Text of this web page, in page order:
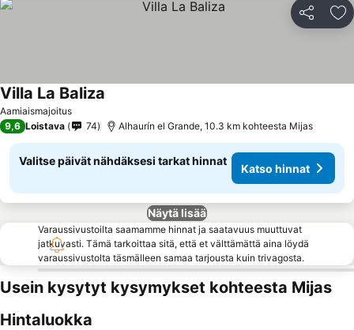
Jaa
Aamiaismajoitus
Villa La Baliza
9,6 Loistava 74 Alhaurín el Grande, 10.3 km kohteesta Mijas
Valitse päivät nähdäksesi tarkat hinnat
Katso hinnat
Näytä lisää
Varaussivustoilta saamamme hinnat ja saatavuus muuttuvat
jatkuvasti. Tämä tarkoittaa sitä, että et välttämättä aina löydä
varaussivustolta täsmälleen samaa tarjousta kuin trivagosta.
Usein kysytyt kysymykset kohteesta Mijas
Hintaluokka